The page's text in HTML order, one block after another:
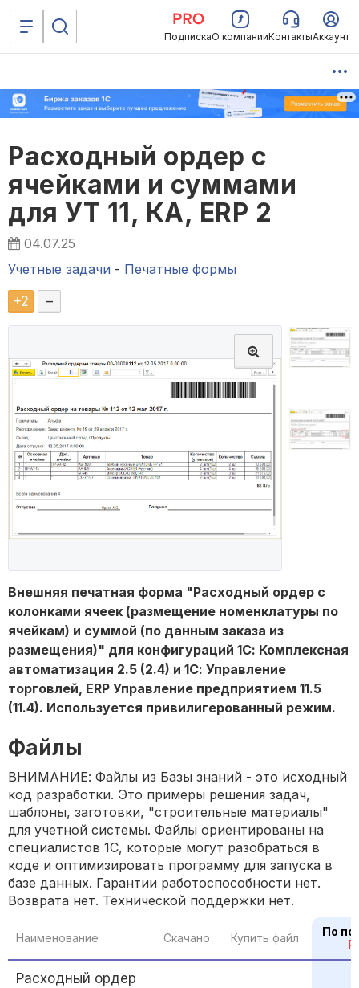
ПодпискаО компанииКонтактыАккаунт
Расходный ордер с
ячейками и суммами
для УТ 11, КА, ERP 2
04.07.25
Учетные задачи - Печатные формы
+2 –
Внешняя печатная форма "Расходный ордер с
колонками ячеек (размещение номенклатуры по
ячейкам) и суммой (по данным заказа из
размещения)" для конфигураций 1С: Комплексная
автоматизация 2.5 (2.4) и 1С: Управление
торговлей, ERP Управление предприятием 11.5
(11.4). Используется привилигерованный режим.
Файлы
ВНИМАНИЕ: Файлы из Базы знаний - это исходный
код разработки. Это примеры решения задач,
шаблоны, заготовки, "строительные материалы"
для учетной системы. Файлы ориентированы на
специалистов 1С, которые могут разобраться в
коде и оптимизировать программу для запуска в
базе данных. Гарантии работоспособности нет.
Возврата нет. Технической поддержки нет.
Наименование Скачано Купить файл
По
Расходный ордер